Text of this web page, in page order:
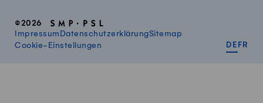
©2026
Impressum DatenschutzerklärungSitemap
Cookie-Einstellungen
DE FR